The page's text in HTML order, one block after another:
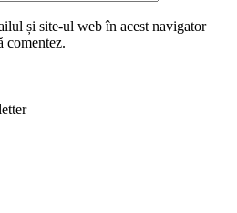
și site-ul web în acest navigator
comentez.